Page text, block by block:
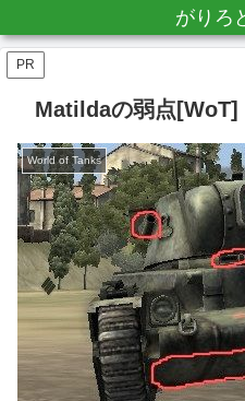
がりろ
PR
Matildaの弱点[WoT]
World of Tanks